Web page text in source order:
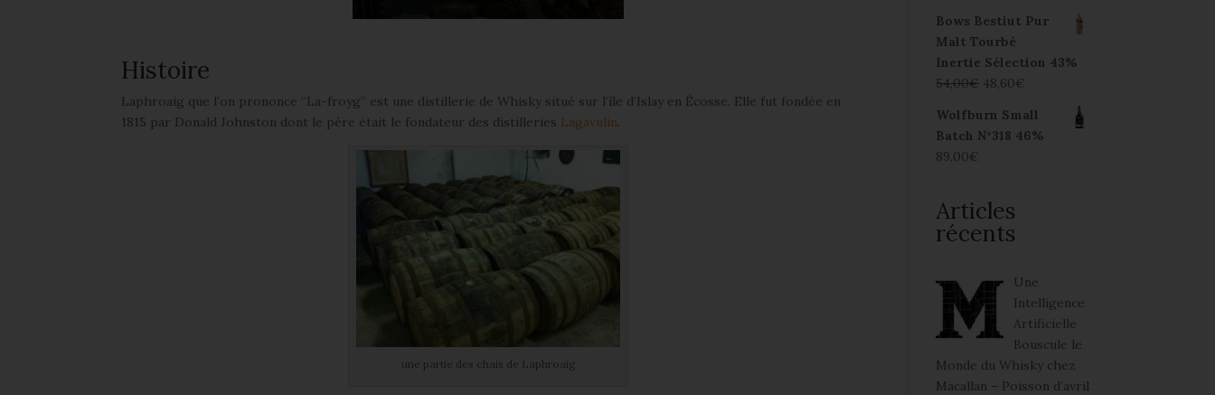
Histoire
Laphroaig que l’on prononce “La-froyg” est une distillerie de Whisky situé sur l’île d’Islay en Écosse. Elle fut fondée en
1815 par Donald Johnston dont le père était le fondateur des distilleries Lagavulin.
une partie des chais de Laphroaig
Bows Bestiut Pur
Malt Tourbé
Inertie Sélection 43%
54,00€ 48,60€
Wolfburn Small
Batch N°318 46%
89,00€
Articles
récents
Une
Intelligence
Artificielle
Bouscule le
Monde du Whisky chez
Macallan – Poisson d’avril